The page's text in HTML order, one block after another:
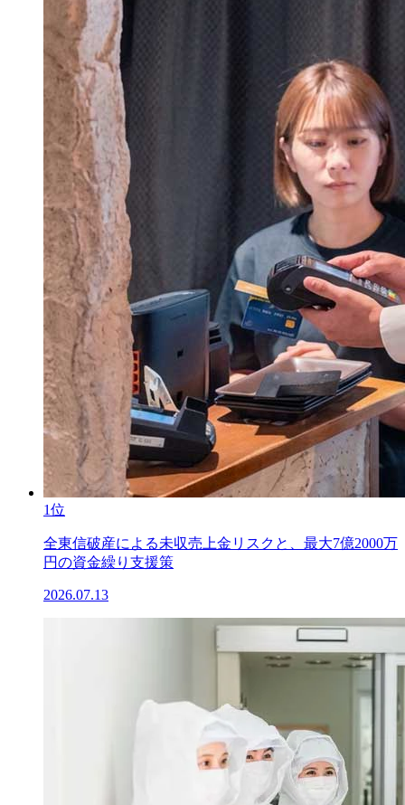
1位
全東信破産による未収売上金リスクと、最大7億2000万
円の資金繰り支援策
2026.07.13